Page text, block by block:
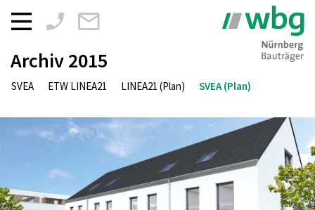
Zum
Inhalt
Archiv 2015
SVEA ETW LINEA21 LINEA21 (Plan) SVEA (Plan)